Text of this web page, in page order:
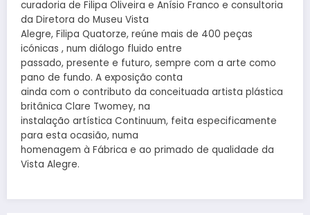
curadoria de Filipa Oliveira e Anísio Franco e consultoria
da Diretora do Museu Vista
Alegre, Filipa Quatorze, reúne mais de 400 peças
icónicas , num diálogo fluido entre
passado, presente e futuro, sempre com a arte como
pano de fundo. A exposição conta
ainda com o contributo da conceituada artista plástica
britânica Clare Twomey, na
instalação artística Continuum, feita especificamente
para esta ocasião, numa
homenagem à Fábrica e ao primado de qualidade da
Vista Alegre.